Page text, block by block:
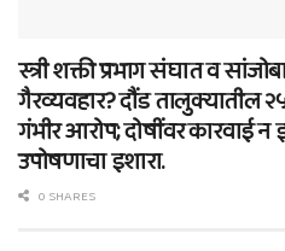
स्त्री शक्ती प्रभाग संघात व
गैरव्यवहार? दौंड तालुक्यातील
गंभीर आरोप; दोषींवर कारवाई
उपोषणाचा इशारा.
0 SHARES